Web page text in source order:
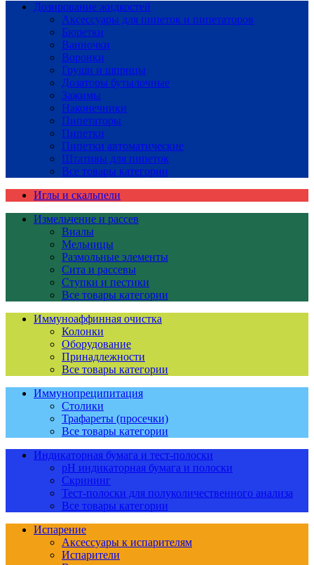
Дозирование жидкостей
Аксессуары для пипеток и пипетаторов
Бюретки
Ванночки
Воронки
Груши и шприцы
Дозаторы бутылочные
Зажимы
Наконечники
Пипетаторы
Пипетки
Пипетки автоматические
Штативы для пипеток
Все товары категории
Иглы и скальпели
Измельчение и рассев
Виалы
Мельницы
Размольные элементы
Сита и рассевы
Ступки и пестики
Все товары категории
Иммуноаффинная очистка
Колонки
Оборудование
Принадлежности
Все товары категории
Иммунопреципитация
Столики
Трафареты (просечки)
Все товары категории
Индикаторная бумага и тест-полоски
pH индикаторная бумага и полоски
Скрининг
Тест-полоски для полуколичественного анализа
Все товары категории
Испарение
Аксессуары к испарителям
Испарители